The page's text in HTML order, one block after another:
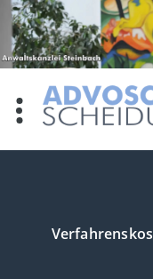
Zum
Inhalt
springen